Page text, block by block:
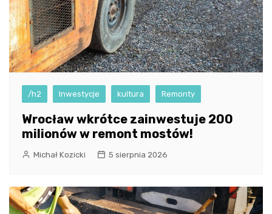
/h2 Inwestycje kultura Remonty
Wrocław wkrótce zainwestuje 200
milionów w remont mostów!
Michał Kozicki 5 sierpnia 2026